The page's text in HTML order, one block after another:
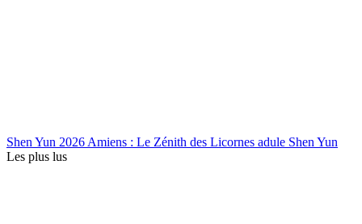
Shen Yun 2026 Amiens : Le Zénith des Licornes adule Shen Yun
Les plus lus